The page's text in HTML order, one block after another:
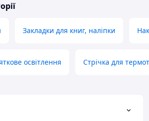
Закладки для книг, наліпки
освітлення Стрічка для